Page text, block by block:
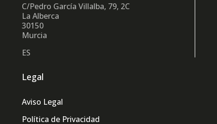
C/Pedro García Villalba, 79, 2C
La Alberca
30150
Murcia
ES
Legal
Aviso Legal
Política de Privacidad